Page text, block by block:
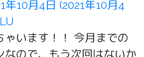
年10月4日 (2021年10月4
ゃいます！！ 今月までの
なので、もう次回はないか